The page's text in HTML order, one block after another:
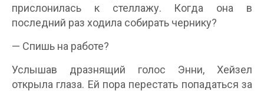
прислонилась к стеллажу. Когда она в
последний раз ходила собирать чернику?
— Спишь на работе?
Услышав дразнящий голос Энни, Хейзел
открыла глаза. Ей пора перестать попадаться за